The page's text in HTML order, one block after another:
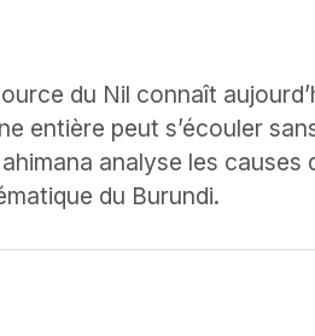
du Nil connaît
entière peut s’écouler
analyse les causes
du Burundi.